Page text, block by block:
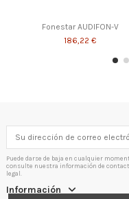
Fonestar AUDIFON-V
186,22 €
Puede darse de baja en cualquier
consulte nuestra información de
legal.
Información